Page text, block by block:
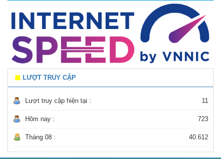
LƯỢT TRUY CẬP
Lượt truy cập hiện tại : 11
Hôm nay : 723
Tháng 08 : 40.612